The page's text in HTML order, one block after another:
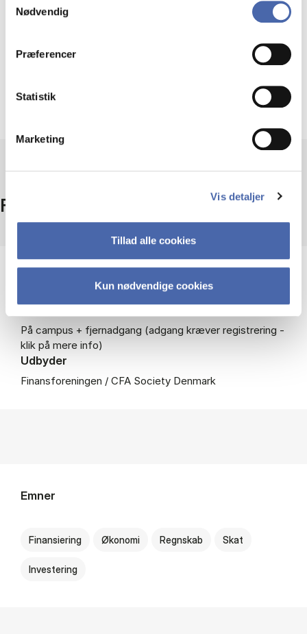
markedsføring. Du bestemmer selv - og kan altid trække
Nødvendig
Præferencer
Statistik
Marketing
Vis detaljer
Tillad alle cookies
Kun nødvendige cookies
Fakta
Adgang
På campus + fjernadgang (adgang kræver registrering -
klik på mere info)
Udbyder
Finansforeningen / CFA Society Denmark
Emner
Finansiering Økonomi Regnskab Skat
Investering